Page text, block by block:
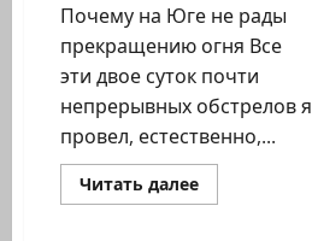
Почему на Юге не рады
прекращению огня Все
эти двое суток почти
непрерывных обстрелов я
провел, естественно,...
Читать далееПрочитать
больше
Новости Хайфы (архив)